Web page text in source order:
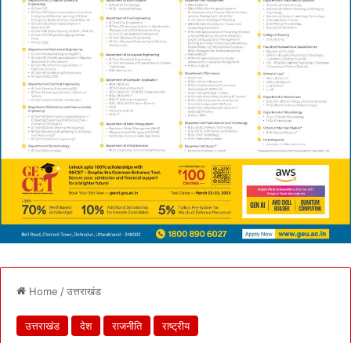
Home /उत्तराखंड
उत्तराखंड देश राजनीति राष्ट्रीय